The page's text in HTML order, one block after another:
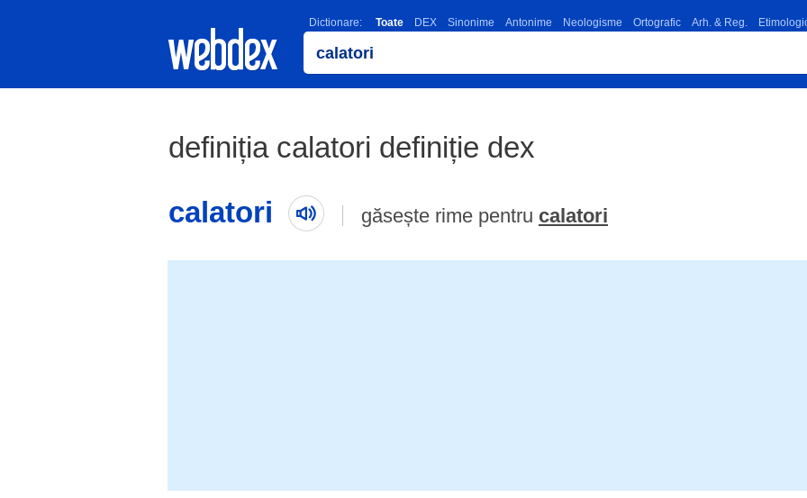
Dictionare: Toate DEX Sinonime Antonime Neologisme Ortografic Arh. & Reg.
definiția calatori definiție dex
calatori
găsește rime pentru calatori